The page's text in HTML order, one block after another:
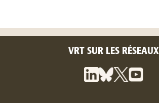
VRT SUR LES RÉSEAUX